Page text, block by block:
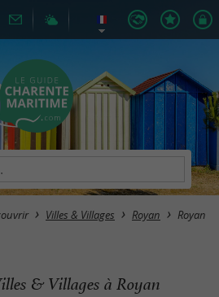
Villes & Villages Royan Royan
& Villages à Royan